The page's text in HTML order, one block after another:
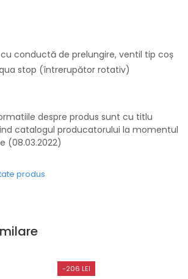
conductă de prelungire, ventil tip coș
stop (întrerupător rotativ)
despre produs sunt cu titlu
catalogul producatorului la momentul
(08.03.2022)
produs
-206 LEI